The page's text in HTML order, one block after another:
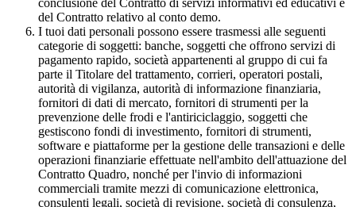
conclusione del Contratto di servizi informativi ed educativi e
del Contratto relativo al conto demo.
I tuoi dati personali possono essere trasmessi alle seguenti
categorie di soggetti: banche, soggetti che offrono servizi di
pagamento rapido, società appartenenti al gruppo di cui fa
parte il Titolare del trattamento, corrieri, operatori postali,
autorità di vigilanza, autorità di informazione finanziaria,
fornitori di dati di mercato, fornitori di strumenti per la
prevenzione delle frodi e l'antiriciclaggio, soggetti che
gestiscono fondi di investimento, fornitori di strumenti,
software e piattaforme per la gestione delle transazioni e delle
operazioni finanziarie effettuate nell'ambito dell'attuazione del
Contratto Quadro, nonché per l'invio di informazioni
commerciali tramite mezzi di comunicazione elettronica,
consulenti legali, società di revisione, società di consulenza,